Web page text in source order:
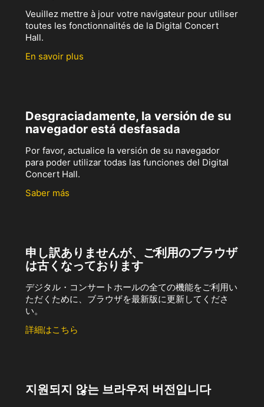
Veuillez mettre à jour votre navigateur pour utiliser
toutes les fonctionnalités de la Digital Concert
Hall.
En savoir plus
Desgraciadamente, la versión de su
navegador está desfasada
Por favor, actualice la versión de su navegador
para poder utilizar todas las funciones del Digital
Concert Hall.
Saber más
申し訳ありませんが、ご利用のブラウザ
は古くなっております
デジタル・コンサートホールの全ての機能をご利用い
ただくために、ブラウザを最新版に更新してくださ
い。
詳細はこちら
지원되지 않는 브라우저 버전입니다